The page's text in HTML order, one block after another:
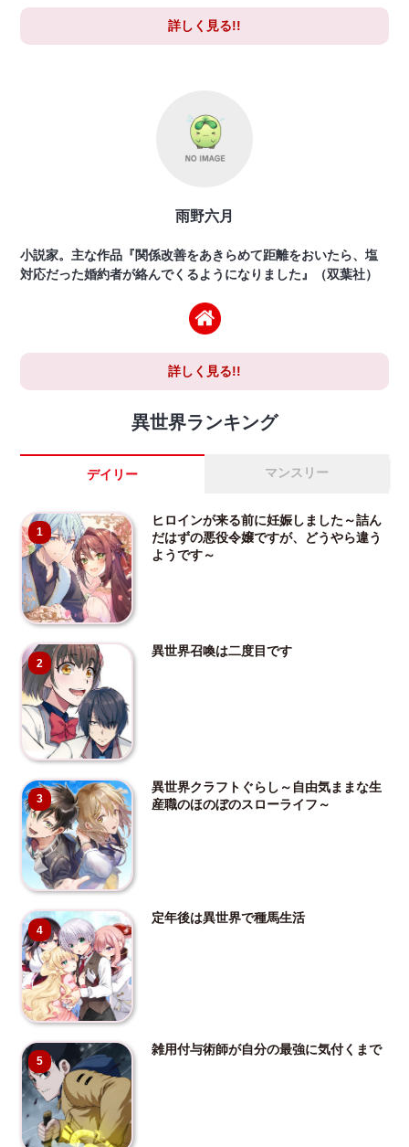
詳しく見る!!
雨野六月
小説家。主な作品『関係改善をあきらめて距離をおいたら、塩
対応だった婚約者が絡んでくるようになりました』（双葉社）
詳しく見る!!
異世界ランキング
デイリー マンスリー
1
ヒロインが来る前に妊娠しました～詰ん
だはずの悪役令嬢ですが、どうやら違う
ようです～
2
異世界召喚は二度目です
3
異世界クラフトぐらし～自由気ままな生
産職のほのぼのスローライフ～
4
定年後は異世界で種馬生活
5
雑用付与術師が自分の最強に気付くまで